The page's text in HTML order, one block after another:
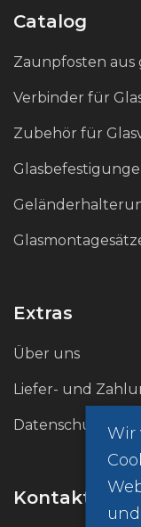
Eleganz und
Catalog
Zaunpfosten aus
Verbinder für
Zubehör für
Extras
Über uns
Liefer- und
Kontakt
Wir